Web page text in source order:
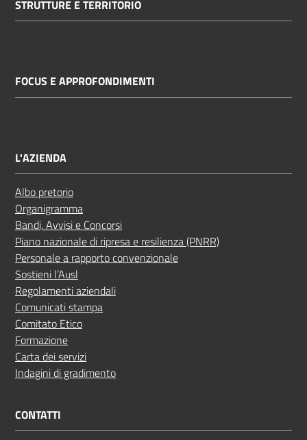
STRUTTURE E TERRITORIO
FOCUS E APPROFONDIMENTI
L'AZIENDA
Albo pretorio
Organigramma
Bandi, Avvisi e Concorsi
Piano nazionale di ripresa e resilienza (PNRR)
Personale a rapporto convenzionale
Sostieni l’Ausl
Regolamenti aziendali
Comunicati stampa
Comitato Etico
Formazione
Carta dei servizi
Indagini di gradimento
CONTATTI